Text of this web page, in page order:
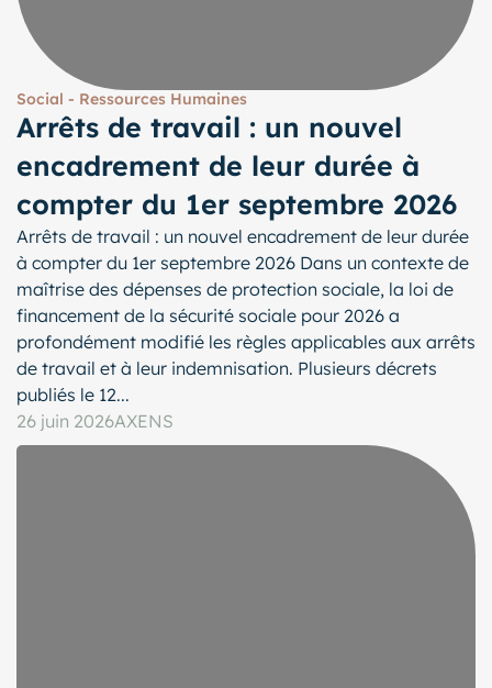
Social - Ressources Humaines
Arrêts de travail : un nouvel
encadrement de leur durée à
compter du 1er septembre 2026
Arrêts de travail : un nouvel encadrement de leur durée
à compter du 1er septembre 2026 Dans un contexte de
maîtrise des dépenses de protection sociale, la loi de
financement de la sécurité sociale pour 2026 a
profondément modifié les règles applicables aux arrêts
de travail et à leur indemnisation. Plusieurs décrets
publiés le 12...
26 juin 2026AXENS